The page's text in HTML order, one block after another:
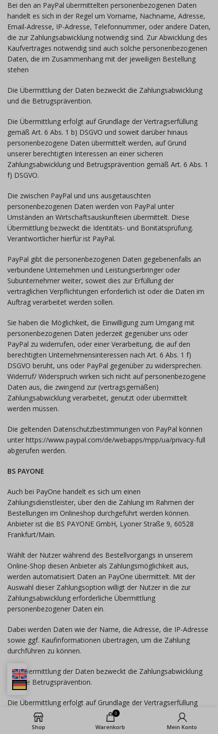
Bei den an PayPal übermittelten personenbezogenen Daten
handelt es sich in der Regel um Vorname, Nachname, Adresse,
Email-Adresse, IP-Adresse, Telefonnummer, oder andere Daten,
die zur Zahlungsabwicklung notwendig sind. Zur Abwicklung des
Kaufvertrages notwendig sind auch solche personenbezogenen
Daten, die im Zusammenhang mit der jeweiligen Bestellung
stehen
Die Übermittlung der Daten bezweckt die Zahlungsabwicklung
und die Betrugsprävention.
Die Übermittlung erfolgt auf Grundlage der Vertragserfüllung
gemäß Art. 6 Abs. 1 b) DSGVO und soweit darüber hinaus
personenbezogene Daten übermittelt werden, auf Grund
unserer berechtigten Interessen an einer sicheren
Zahlungsabwicklung und Betrugsprävention gemäß Art. 6 Abs. 1
f) DSGVO.
Die zwischen PayPal und uns ausgetauschten
personenbezogenen Daten werden von PayPal unter
Umständen an Wirtschaftsauskunfteien übermittelt. Diese
Übermittlung bezweckt die Identitäts- und Bonitätsprüfung.
Verantwortlicher hierfür ist PayPal.
PayPal gibt die personenbezogenen Daten gegebenenfalls an
verbundene Unternehmen und Leistungserbringer oder
Subunternehmer weiter, soweit dies zur Erfüllung der
vertraglichen Verpflichtungen erforderlich ist oder die Daten im
Auftrag verarbeitet werden sollen.
Sie haben die Möglichkeit, die Einwilligung zum Umgang mit
personenbezogenen Daten jederzeit gegenüber uns oder
PayPal zu widerrufen, oder einer Verarbeitung, die auf den
berechtigten Unternehmensinteressen nach Art. 6 Abs. 1 f)
DSGVO beruht, uns oder PayPal gegenüber zu widersprechen.
Widerruf/ Widerspruch wirken sich nicht auf personenbezogene
Daten aus, die zwingend zur (vertragsgemäßen)
Zahlungsabwicklung verarbeitet, genutzt oder übermittelt
werden müssen.
Die geltenden Datenschutzbestimmungen von PayPal können
unter https://www.paypal.com/de/webapps/mpp/ua/privacy-full
abgerufen werden.
BS PAYONE
Auch bei PayOne handelt es sich um einen
Zahlungsdienstleister, über den die Zahlung im Rahmen der
Bestellungen im Onlineshop durchgeführt werden können.
Anbieter ist die BS PAYONE GmbH, Lyoner Straße 9, 60528
Frankfurt/Main.
Wählt der Nutzer während des Bestellvorgangs in unserem
Online-Shop diesen Anbieter als Zahlungsmöglichkeit aus,
werden automatisiert Daten an PayOne übermittelt. Mit der
Auswahl dieser Zahlungsoption willigt der Nutzer in die zur
Zahlungsabwicklung erforderliche Übermittlung
personenbezogener Daten ein.
Dabei werden Daten wie der Name, die Adresse, die IP-Adresse
sowie ggf. Kaufinformationen übertragen, um die Zahlung
durchführen zu können.
Die Übermittlung der Daten bezweckt die Zahlungsabwicklung
und die Betrugsprävention.
Die Übermittlung erfolgt auf Grundlage der Vertragserfüllung
gemäß Art. 6 Abs. 1 b) DSGVO und soweit darüber hinaus
personenbezogene Daten übermittelt werden, auf Grund
Shop
0
Warenkorb Mein Konto